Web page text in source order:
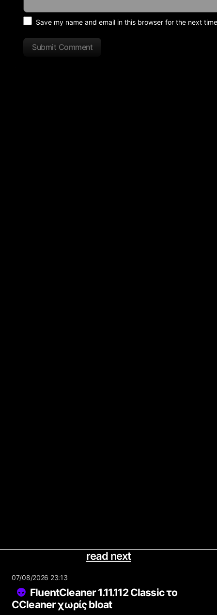
Save my name and email in this browser for the next
Submit Comment
read next
07/08/2026 23:13
FluentCleaner 1.11.112 Classic το
CCleaner χωρίς bloat